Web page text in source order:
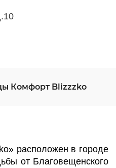
Комфорт Blizzzko
расположен в городе
от Благовещенского